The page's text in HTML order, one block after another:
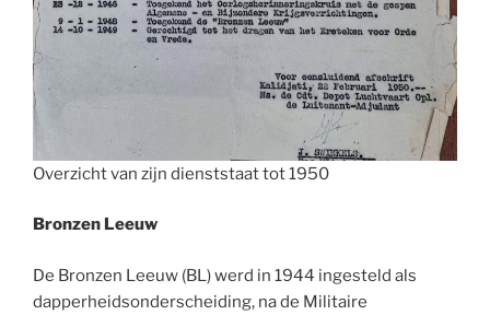
Overzicht van zijn dienststaat tot 1950
Bronzen Leeuw
De Bronzen Leeuw (BL) werd in 1944 ingesteld als
dapperheidsonderscheiding, na de Militaire